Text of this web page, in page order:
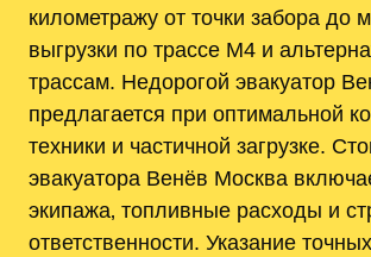
километражу от точки забора до
выгрузки по трассе М4 и
трассам. Недорогой эвакуатор
предлагается при оптимальной
техники и частичной загрузке.
эвакуатора Венёв Москва
экипажа‚ топливные расходы и
ответственности. Указание